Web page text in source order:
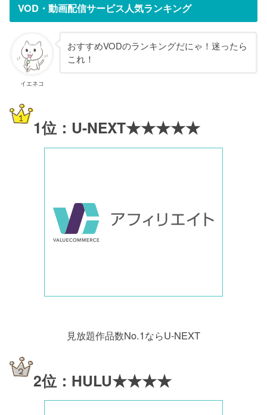
VOD・動画配信サービス人気ランキング
イエネコ
おすすめVODのランキングだにゃ！迷ったら
これ！
1位：U-NEXT★★★★★
見放題作品数No.1ならU-NEXT
2位：HULU★★★★